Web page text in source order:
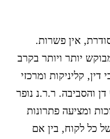
אין פשרות.
יותר ויותר בקרב
קליניקות ומרכזי
והסביבה. ר.ר.נ נופר
ומציעה פתרונות
כל לקוח, בין אם